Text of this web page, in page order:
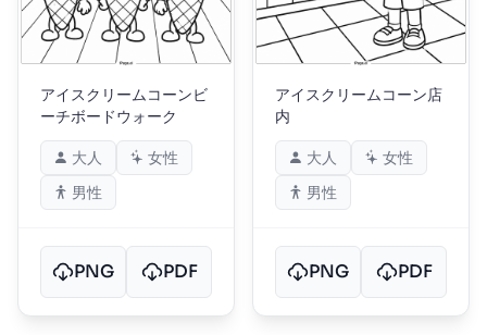
アイスクリームコーンビ
ーチボードウォーク
大人
女性
男性
PNG PDF
アイスクリームコーン店
内
大人
女性
男性
PNG PDF